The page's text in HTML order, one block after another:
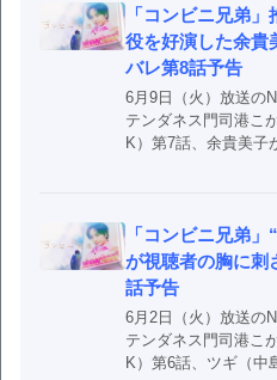
「コンビニ兄弟
役を好演した余
バレ第8話予告
6月9日（火）放送の
テンダネス門司港こ
K）第7話、余貴美子
「コンビニ兄弟
が視聴者の胸に
話予告
6月2日（火）放送の
テンダネス門司港こ
K）第6話、ツギ（中